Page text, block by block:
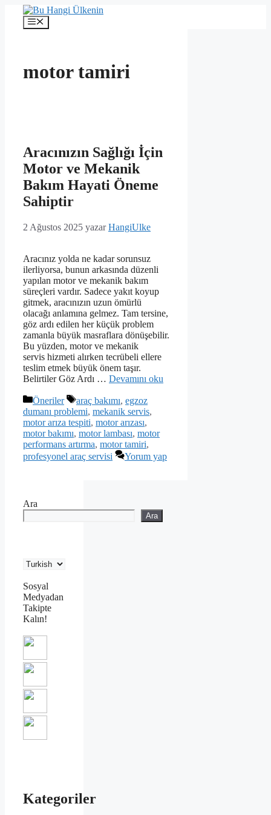
İçeriğe
Menü
motor tamiri
Aracınızın Sağlığı İçin
Motor ve Mekanik
Bakım Hayati Öneme
Sahiptir
2 Ağustos 2025 yazarHangiUlke
Aracınız yolda ne kadar sorunsuz
ilerliyorsa, bunun arkasında düzenli
yapılan motor ve mekanik bakım
süreçleri vardır. Sadece yakıt koyup
gitmek, aracınızın uzun ömürlü
olacağı anlamına gelmez. Tam tersine,
göz ardı edilen her küçük problem
zamanla büyük masraflara dönüşebilir.
Bu yüzden, motor ve mekanik
servis hizmeti alırken tecrübeli ellere
teslim etmek büyük önem taşır.
Belirtiler Göz Ardı … Devamını oku
Kategoriler
Öneriler Etiketler
araç bakımı, egzoz
dumanı problemi, mekanik servis,
motor arıza tespiti, motor arızası,
motor bakımı, motor lambası, motor
performans artırma, motor tamiri,
profesyonel araç servisi
Yorum yap
Ara
Ara
Sosyal
Medyadan
Takipte
Kalın!
Kategoriler